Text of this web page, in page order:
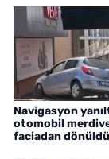
Navigasyon
otomobil
faciadan dönüldü